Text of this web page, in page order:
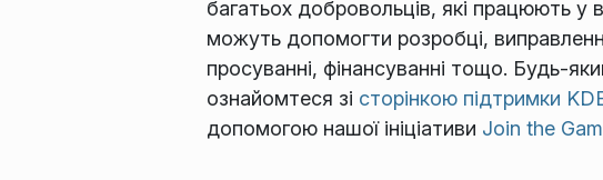
багатьох добровольців, які працюють у
можуть допомогти розробці,
просуванні, фінансуванні тощо. Будь-
ознайомтеся зі сторінкою підтримки
допомогою нашої ініціативи Join the